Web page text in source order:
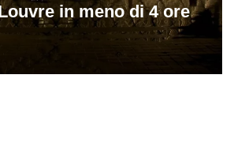
in meno di 4 ore